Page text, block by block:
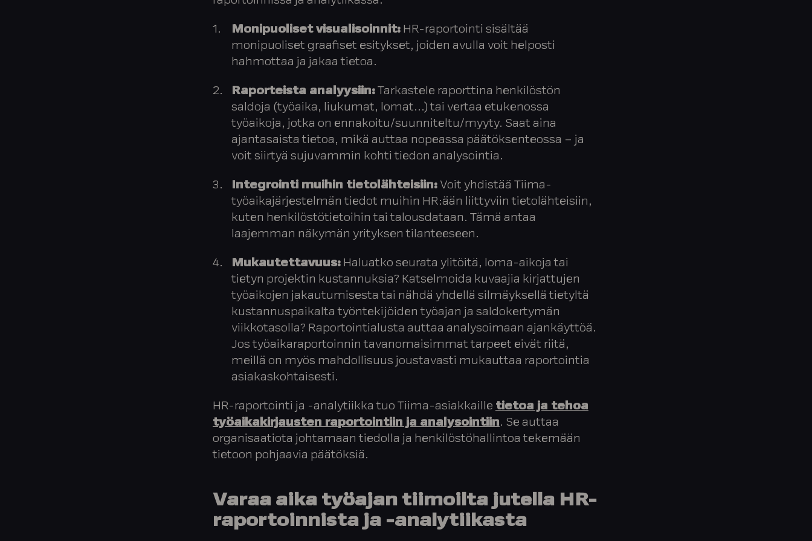
Monipuoliset visualisoinnit: HR-raportointi sisältää
monipuoliset graafiset esitykset, joiden avulla voit helposti
hahmottaa ja jakaa tietoa.
Raporteista analyysiin: Tarkastele raporttina henkilöstön
saldoja (työaika, liukumat, lomat…) tai vertaa etukenossa
työaikoja, jotka on ennakoitu/suunniteltu/myyty. Saat aina
ajantasaista tietoa, mikä auttaa nopeassa päätöksenteossa – ja
voit siirtyä sujuvammin kohti tiedon analysointia.
Integrointi muihin tietolähteisiin: Voit yhdistää Tiima-
työaikajärjestelmän tiedot muihin HR:ään liittyviin tietolähteisiin,
kuten henkilöstötietoihin tai talousdataan. Tämä antaa
laajemman näkymän yrityksen tilanteeseen.
Mukautettavuus: Haluatko seurata ylitöitä, loma-aikoja tai
tietyn projektin kustannuksia? Katselmoida kuvaajia kirjattujen
työaikojen jakautumisesta tai nähdä yhdellä silmäyksellä tietyltä
kustannuspaikalta työntekijöiden työajan ja saldokertymän
viikkotasolla? Raportointialusta auttaa analysoimaan ajankäyttöä.
Jos työaikaraportoinnin tavanomaisimmat tarpeet eivät riitä,
meillä on myös mahdollisuus joustavasti mukauttaa raportointia
asiakaskohtaisesti.
HR-raportointi ja -analytiikka tuo Tiima-asiakkaille tietoa ja tehoa
työaikakirjausten raportointiin ja analysointiin. Se auttaa
organisaatiota johtamaan tiedolla ja henkilöstöhallintoa tekemään
tietoon pohjaavia päätöksiä.
Varaa aika työajan tiimoilta jutella HR-
raportoinnista ja -analytiikasta